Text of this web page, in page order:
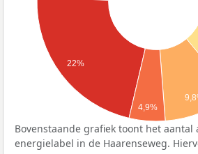
22%
4,9%
Bovenstaande grafiek toont het aantal
energielabel in de Haarenseweg.